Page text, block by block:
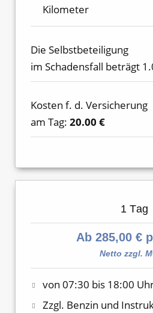
Kilometer
Die Selbstbeteiligung
im Schadensfall beträgt
Kosten f. d. Versicherung
am Tag: 20.00 €
1 Tag
Ab 285,00 €
Netto zzgl.
von 07:30 bis 18:00
Zzgl. Benzin und